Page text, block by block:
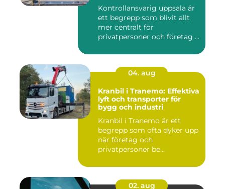
Kontrollansvarig uppsala är
ett begrepp som blivit allt
mer centralt för
privatpersoner och företag ...
04. aug
Kranbil i Tranemo: Effektiva
lyft och transporter för
bygg och industri
Kranbil i Tranemo är ett
begrepp som ofta dyker upp
när företag och
privatpersoner be...
02. aug